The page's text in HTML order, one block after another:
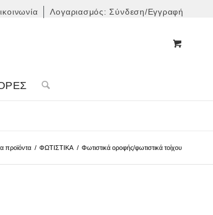
Λογαριασμός: Σύνδεση/Εγγραφή
προϊόντα / ΦΩΤΙΣΤΙΚΑ / Φωτιστικά οροφής/φωτιστικά τοίχου